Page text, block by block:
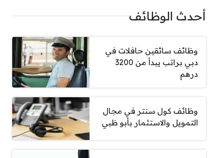
أحدث الوظائف
وظائف سائقين حافلات في
دبي براتب يبدأ من 3200
درهم
وظائف كول سنتر في مجال
التمويل والاستثمار بأبو ظبي